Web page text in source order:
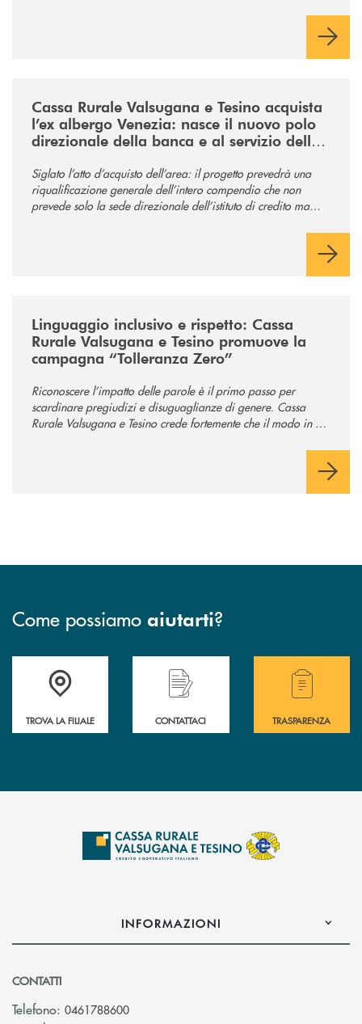
Cassa Rurale Valsugana e Tesino acquista
l’ex albergo Venezia: nasce il nuovo polo
direzionale della banca e al servizio della
Siglato l’atto d’acquisto dell’area: il progetto prevedrà una
riqualificazione generale dell’intero compendio che non
prevede solo la sede direzionale dell’istituto di credito ma
Linguaggio inclusivo e rispetto: Cassa
Rurale Valsugana e Tesino promuove la
campagna “Tolleranza Zero”
Riconoscere l’impatto delle parole è il primo passo per
scardinare pregiudizi e disuguaglianze di genere. Cassa
Rurale Valsugana e Tesino crede fortemente che il modo in cui
Come possiamo aiutarti?
Accedi all' elenco completo delle filiali .
TROVA LA FILIALE
Hai bisogno di assistenza immediata?
CONTATTACI
Hai bisogno di
TRASPARENZA
INFORMAZIONI
CONTATTI
Telefono: 0461788600